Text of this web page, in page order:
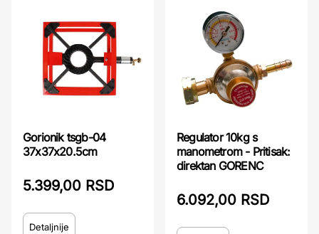
Gorionik tsgb-04
37x37x20.5cm
5.399,00 RSD
Detaljnije
Regulator 10kg s
manometrom - Pritisak:
direktan GORENC
6.092,00 RSD